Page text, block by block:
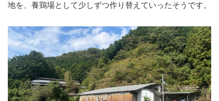
地を、養鶏場として少しずつ作り替えていったそうです。